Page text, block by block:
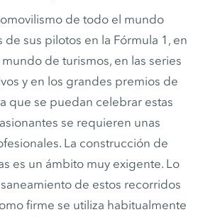
de todo el mundo
sus pilotos en la Fórmula 1, en
de turismos, en las series
y en los grandes premios de
que se puedan celebrar estas
se requieren unas
La construcción de
es un ámbito muy exigente. Lo
de estos recorridos
firme se utiliza habitualmente